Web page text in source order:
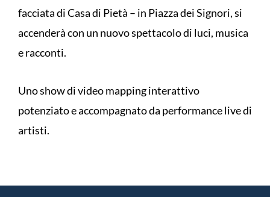
facciata di Casa di Pietà – in Piazza dei Signori, si
accenderà con un nuovo spettacolo di luci, musica
e racconti.
Uno show di video mapping interattivo
potenziato e accompagnato da performance live di
artisti.